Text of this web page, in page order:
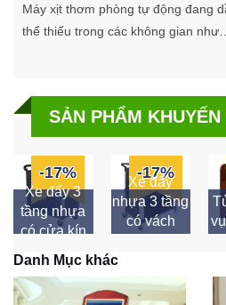
Máy xịt thơm phòng tự động đang
thể thiếu trong các không gian như…
SẢN PHẨM KHUYẾN
-17%
Xe đẩy 3
tầng nhựa
có cửa kín
-17%
Xe đẩy
nhựa 3 tầng
có vách
Danh Mục khác